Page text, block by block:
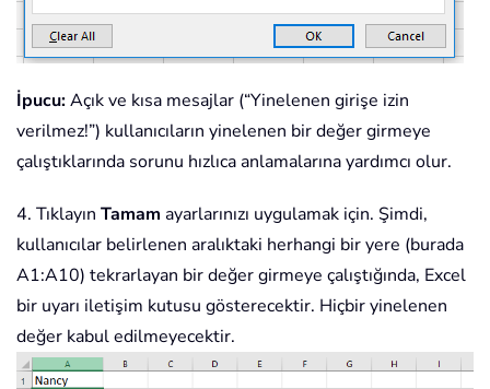
İpucu:Açık ve kısa mesajlar (“Yinelenen girişe izin
verilmez!”) kullanıcıların yinelenen bir değer girmeye
çalıştıklarında sorunu hızlıca anlamalarına yardımcı olur.
4. Tıklayın Tamam ayarlarınızı uygulamak için. Şimdi,
kullanıcılar belirlenen aralıktaki herhangi bir yere (burada
A1:A10) tekrarlayan bir değer girmeye çalıştığında, Excel
bir uyarı iletişim kutusu gösterecektir. Hiçbir yinelenen
değer kabul edilmeyecektir.